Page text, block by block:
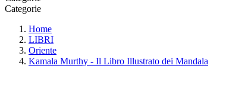
Categorie
Home
LIBRI
Oriente
Kamala Murthy - Il Libro Illustrato dei Mandala